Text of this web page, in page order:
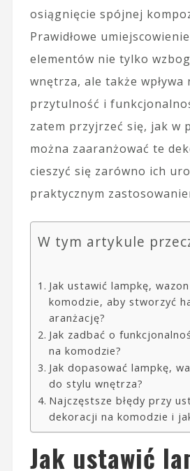
osiągnięcie spójnej
Prawidłowe
elementów nie tylko
wnętrza, ale także wpływa
przytulność i
zatem przyjrzeć się, jak w
można zaaranżować te
cieszyć się zarówno ich
praktycznym
W tym artykule
Jak ustawić lampkę,
komodzie, aby stworzyć
aranżację?
Jak zadbać o
na komodzie?
Jak dopasować lampkę,
do stylu wnętrza?
Najczęstsze błędy przy
dekoracji na komodzie i
Jak ustawić